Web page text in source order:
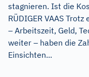
stagnieren. Ist die
RÜDIGER VAAS
– Arbeitszeit, Geld,
weiter – haben die
Einsichten...